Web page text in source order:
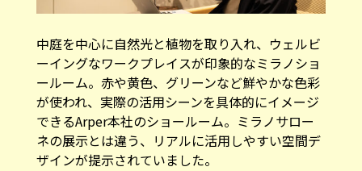
中庭を中心に自然光と植物を取り入れ、ウェルビ
ーイングなワークプレイスが印象的なミラノショ
ールーム。赤や黄色、グリーンなど鮮やかな色彩
が使われ、実際の活用シーンを具体的にイメージ
できるArper本社のショールーム。ミラノサロー
ネの展示とは違う、リアルに活用しやすい空間デ
ザインが提示されていました。